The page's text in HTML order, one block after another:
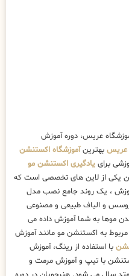
آموزش ، یک روند جامع نصب مدل
و الیاف طبیعی و مصنوعی
موها به شما آموزش داده می
به اکستنشن مو مانند آموزش
با استفاده از رینگ، آموزش
با تیپ و آموزش مرمت و
سال می شود. هنرجویان در دوره
و تهیه بهترین نوع مو و نحوه
گرفتن مدل موهای مشتری و نیاز
دوره ، تربیت افراد متخصص و
های اکستنشن برای انواع موها در
پس از پایان دوره اکستنشن مو
را نیز دارند.